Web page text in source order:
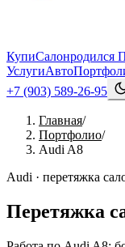
КупиСалонродился
УслугиАвто
+7 (903) 589-26-95
Главная/
Портфолио/
Audi A8
Audi · перетяжка
Перетяжка